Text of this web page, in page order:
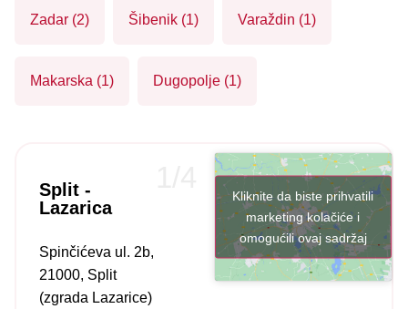
Zadar (2) Šibenik (1) Varaždin (1)
Makarska (1) Dugopolje (1)
Split -
Lazarica
Spinčićeva ul. 2b,
21000, Split
(zgrada Lazarice)
Kliknite da biste prihvatili
marketing kolačiće i
omogućili ovaj sadržaj